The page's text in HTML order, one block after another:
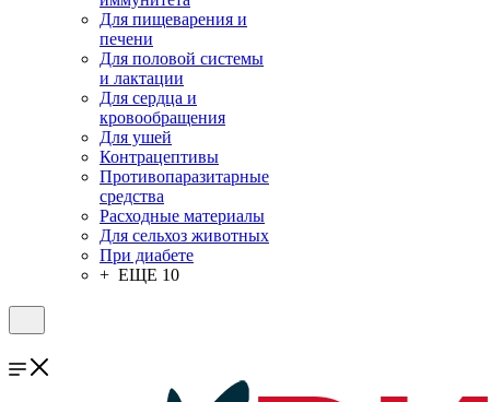
Для пищеварения и
печени
Для половой системы
и лактации
Для сердца и
кровообращения
Для ушей
Контрацептивы
Противопаразитарные
средства
Расходные материалы
Для сельхоз животных
При диабете
+ ЕЩЕ 10